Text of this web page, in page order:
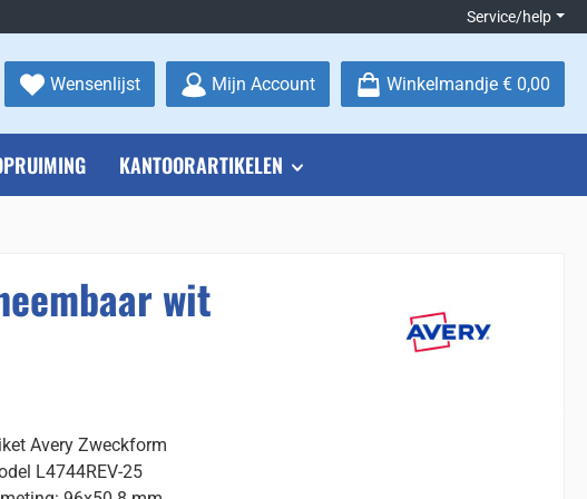
Service/help
WensenlijstJe hebt 0 items op je verlanglijstje
Mijn Account Winkelmandje € 0,00
KANTOORARTIKELEN
wit
Avery Zweckform
L4744REV-25